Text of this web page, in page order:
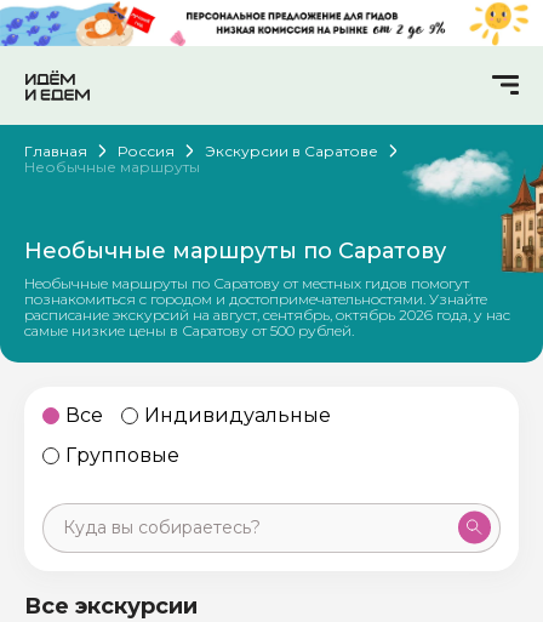
Главная Россия
Экскурсии в Саратове
Необычные маршруты
Необычные маршруты по Саратову
Необычные маршруты по Саратову от местных гидов помогут
познакомиться с городом и достопримечательностями. Узнайте
расписание экскурсий на август, сентябрь, октябрь 2026 года, у нас
самые низкие цены в Саратову от 500 рублей.
Все
Индивидуальные
Групповые
Все экскурсии